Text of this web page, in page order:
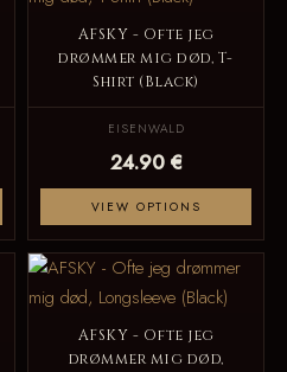
AFSKY - Ofte jeg
drømmer mig død, T-
Shirt (Black)
EISENWALD
24.90 €
VIEW OPTIONS
AFSKY - Ofte jeg
drømmer mig død,